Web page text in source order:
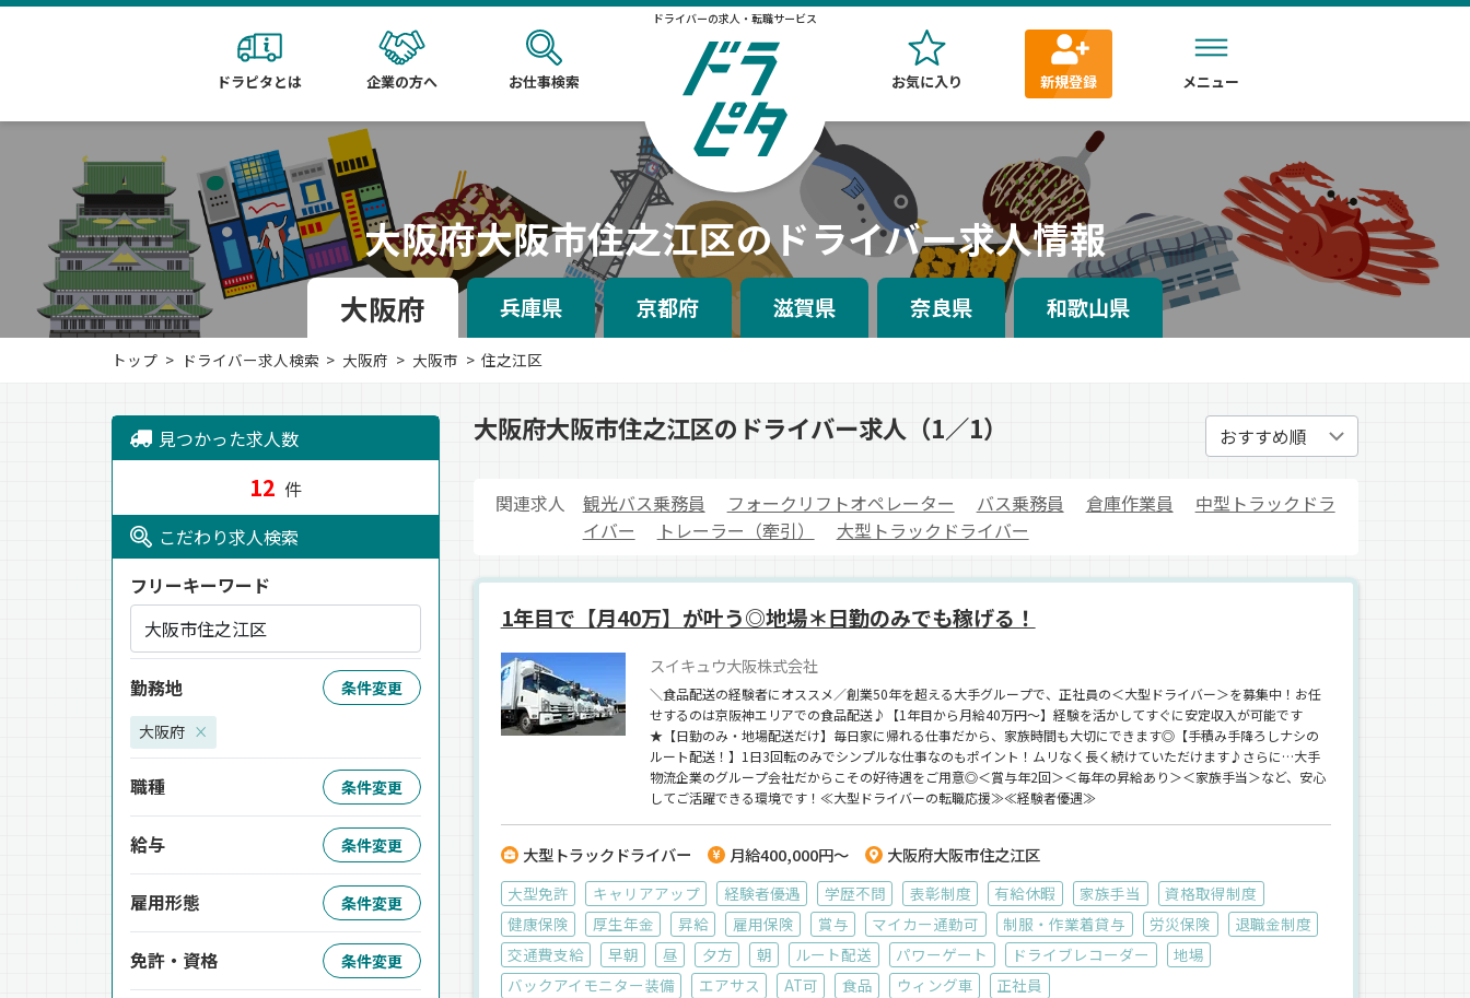
ドライバーの求人・転職サービス
ドラピタとは 企業の方へ お仕事検索 お気に入り 新規登録 メニュー
大阪府大阪市住之江区のドライバー求人情報
大阪府 兵庫県 京都府 滋賀県 奈良県 和歌山県
トップ ドライバー求人検索 大阪府 大阪市 住之江区
大阪府大阪市住之江区のドライバー求人（1／1）
関連求人 観光バス乗務員 フォークリフトオペレーター バス乗務員 倉庫作業員
中型トラックドラ
イバー
トレーラー（牽引） 大型トラックドライバー
1年目で【月40万】が叶う◎地場＊日勤のみでも稼げる！
スイキュウ大阪株式会社
＼食品配送の経験者にオススメ／創業50年を超える大手グループで、正社員の＜大型ドライバー＞を募集中！お任
せするのは京阪神エリアでの食品配送♪【1年目から月給40万円～】経験を活かしてすぐに安定収入が可能です
★【日勤のみ・地場配送だけ】毎日家に帰れる仕事だから、家族時間も大切にできます◎【手積み手降ろしナシの
ルート配送！】1日3回転のみでシンプルな仕事なのもポイント！ムリなく長く続けていただけます♪さらに…大手
物流企業のグループ会社だからこその好待遇をご用意◎＜賞与年2回＞＜毎年の昇給あり＞＜家族手当＞など、安心
してご活躍できる環境です！≪大型ドライバーの転職応援≫≪経験者優遇≫
大型トラックドライバー 月給400,000円～ 大阪府大阪市住之江区
大型免許 キャリアアップ 経験者優遇 学歴不問 表彰制度 有給休暇 家族手当
資格取得制度
健康保険
厚生年金 昇給 雇用保険 賞与 マイカー通勤可 制服・作業着貸与 労災保険
退職金制度
交通費支給
早朝 昼 夕方 朝 ルート配送 パワーゲート ドライブレコーダー
地場
バックアイモニター装備
エアサス AT可 食品 ウィング車 正社員
見つかった求人数
12 件
こだわり求人検索
フリーキーワード
勤務地 条件変更
大阪府 ×
職種 条件変更
給与 条件変更
雇用形態 条件変更
免許・資格 条件変更